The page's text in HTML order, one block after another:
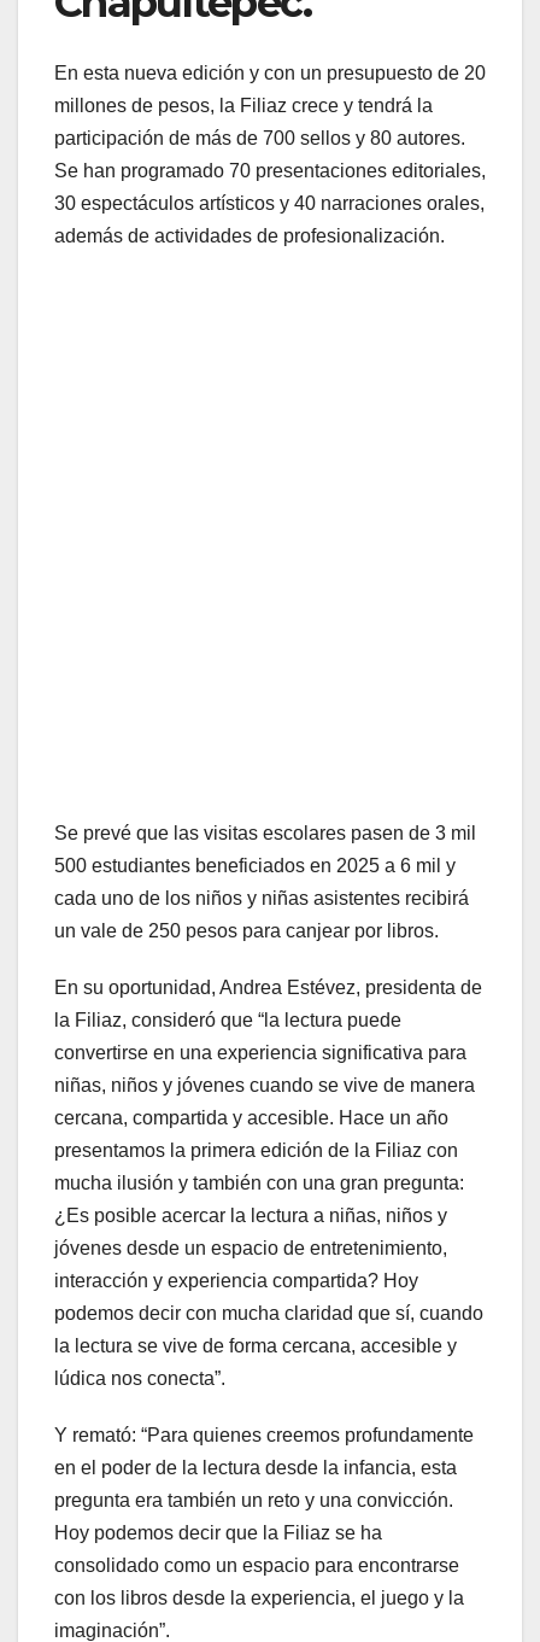
En esta nueva edición y con un presupuesto de 20
millones de pesos, la Filiaz crece y tendrá la
participación de más de 700 sellos y 80 autores.
Se han programado 70 presentaciones editoriales,
30 espectáculos artísticos y 40 narraciones orales,
además de actividades de profesionalización.
Se prevé que las visitas escolares pasen de 3 mil
500 estudiantes beneficiados en 2025 a 6 mil y
cada uno de los niños y niñas asistentes recibirá
un vale de 250 pesos para canjear por libros.
En su oportunidad, Andrea Estévez, presidenta de
la Filiaz, consideró que “la lectura puede
convertirse en una experiencia significativa para
niñas, niños y jóvenes cuando se vive de manera
cercana, compartida y accesible. Hace un año
presentamos la primera edición de la Filiaz con
mucha ilusión y también con una gran pregunta:
¿Es posible acercar la lectura a niñas, niños y
jóvenes desde un espacio de entretenimiento,
interacción y experiencia compartida? Hoy
podemos decir con mucha claridad que sí, cuando
la lectura se vive de forma cercana, accesible y
lúdica nos conecta”.
Y remató: “Para quienes creemos profundamente
en el poder de la lectura desde la infancia, esta
pregunta era también un reto y una convicción.
Hoy podemos decir que la Filiaz se ha
consolidado como un espacio para encontrarse
con los libros desde la experiencia, el juego y la
imaginación”.